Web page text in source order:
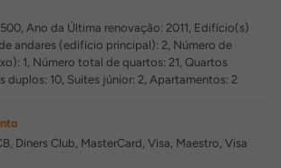
Ano da Última renovação: 2011, Edifício(s)
andares (edifício principal): 2, Número de
1, Número total de quartos: 21, Quartos
duplos: 10, Suites júnior: 2, Apartamentos: 2
Diners Club, MasterCard, Visa, Maestro, Visa